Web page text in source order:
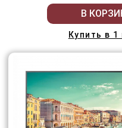
В
Купить в 1